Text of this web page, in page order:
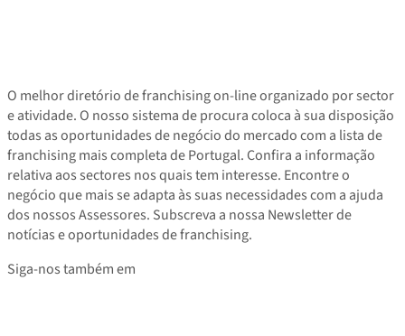
O melhor diretório de franchising on-line organizado por sector
e atividade. O nosso sistema de procura coloca à sua disposição
todas as oportunidades de negócio do mercado com a lista de
franchising mais completa de Portugal. Confira a informação
relativa aos sectores nos quais tem interesse. Encontre o
negócio que mais se adapta às suas necessidades com a ajuda
dos nossos Assessores. Subscreva a nossa Newsletter de
notícias e oportunidades de franchising.
Siga-nos também em